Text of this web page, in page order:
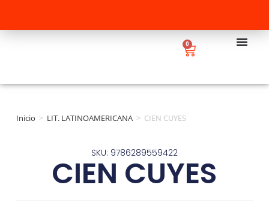
0
Inicio > LIT. LATINOAMERICANA > CIEN CUYES
SKU: 9786289559422
CIEN CUYES